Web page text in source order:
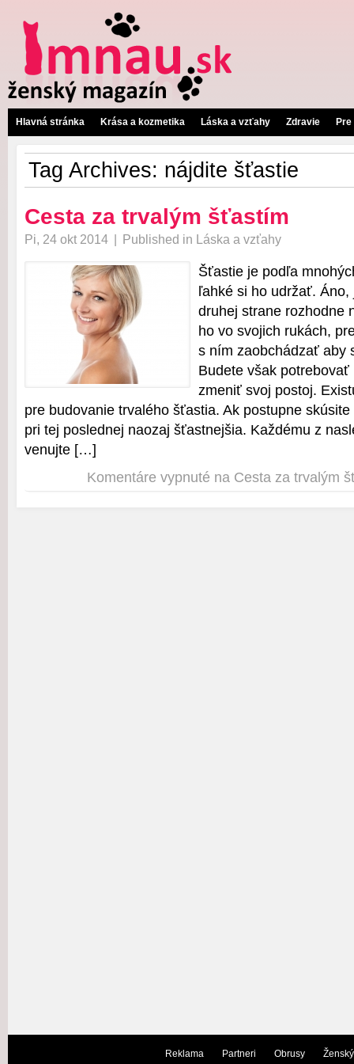
Hlavná stránka Krása a kozmetika Láska a vzťahy Zdravie
Tag Archives: nájdite šťastie
Cesta za trvalým šťastím
Pi, 24 okt 2014 | Published in Láska a vzťahy
Šťastie je podľa
ľahké si ho udržať.
druhej strane rozhodne
ho vo svojich rukách,
s ním zaobchádzať aby
Budete však
zmeniť svoj postoj.
pre budovanie trvalého šťastia. Ak postupne
pri tej poslednej naozaj šťastnejšia. Každému z
venujte […]
Komentáre vypnuté na Cesta za trvalým
Reklama Partneri Obrusy